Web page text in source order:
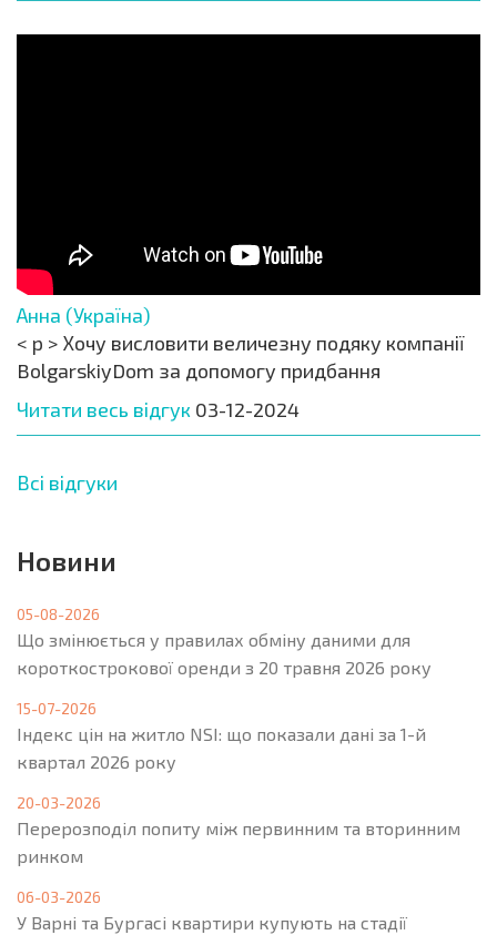
Анна (Україна)
< p > Хочу висловити величезну подяку компанії
BolgarskiyDom за допомогу придбання
Читати весь відгук 03-12-2024
Всі відгуки
Новини
05-08-2026
Що змінюється у правилах обміну даними для
короткострокової оренди з 20 травня 2026 року
15-07-2026
Індекс цін на житло NSI: що показали дані за 1-й
квартал 2026 року
20-03-2026
Перерозподіл попиту між первинним та вторинним
ринком
06-03-2026
У Варні та Бургасі квартири купують на стадії